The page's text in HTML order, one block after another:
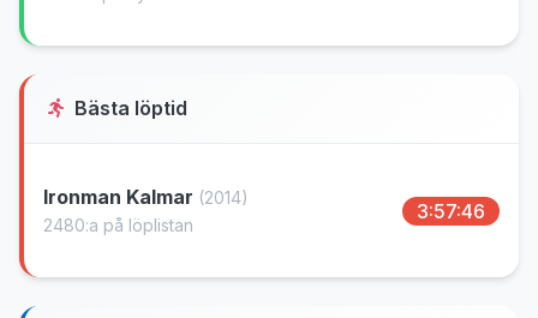
Bästa löptid
Ironman Kalmar (2014)
2480:a på löplistan
3:57:46